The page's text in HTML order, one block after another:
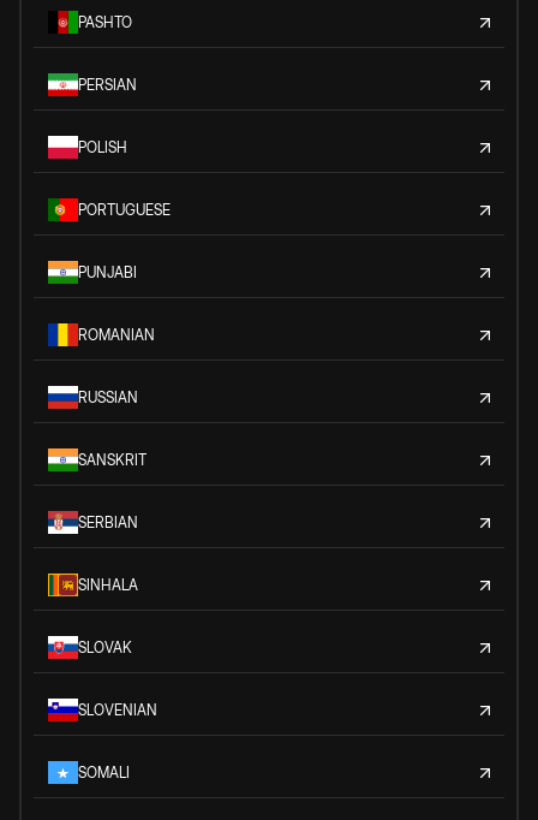
PASHTO
PERSIAN
POLISH
PORTUGUESE
PUNJABI
ROMANIAN
RUSSIAN
SANSKRIT
SERBIAN
SINHALA
SLOVAK
SLOVENIAN
SOMALI